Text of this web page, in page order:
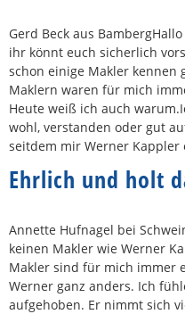
Gerd Beck aus
ihr könnt euch sicherlich
schon einige Makler kennen
Maklern waren für mich
Heute weiß ich auch
wohl, verstanden oder gut
seitdem mir Werner Kappler
Ehrlich und holt
Annette Hufnagel bei
keinen Makler wie Werner
Makler sind für mich immer
Werner ganz anders. Ich
aufgehoben. Er nimmt sich